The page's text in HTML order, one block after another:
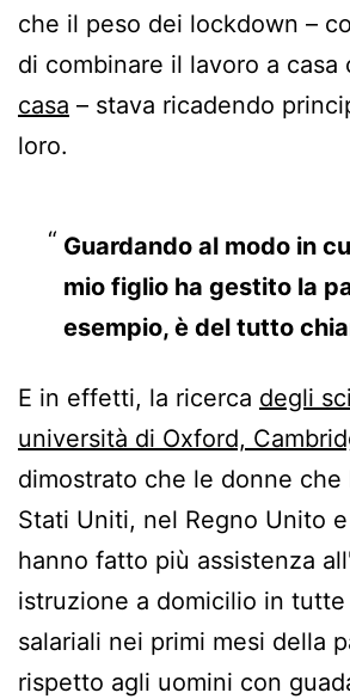
che il peso dei lockdown –
di combinare il lavoro a casa
casa – stava ricadendo
loro.
Guardando al modo in
mio figlio ha gestito la
esempio, è del tutto
semplicemente smesso
assunto
inviato un intero giorno
didattici che coprono 8
con l'aspettativa che
consegnato.
pic.twitter.com/
E in effetti, la ricerca degli
università di Oxford,
dimostrato che le donne che
Stati Uniti, nel Regno Unito
hanno fatto più assistenza
istruzione a domicilio in
salariali nei primi mesi della
rispetto agli uomini con